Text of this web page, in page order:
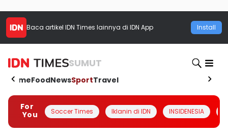
Baca artikel IDN Times lainnya di IDN App Install
SUMUT
HomeFoodNewsSportTravel
For
You
Soccer Times Iklanin di IDN INSIDENESIA